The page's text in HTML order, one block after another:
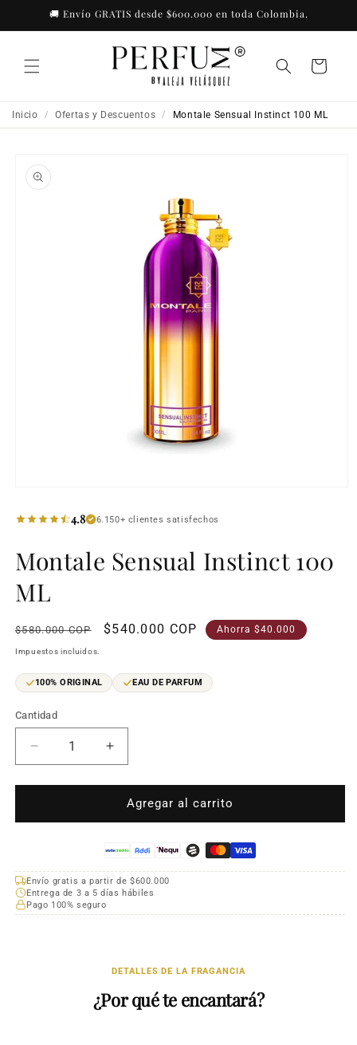
directamente
al contenido
🚚 Envío GRATIS desde $600.000 en toda Colombia.
Carrito
Inicio / Ofertas y Descuentos / Montale Sensual Instinct 100 ML
a la
información
multimedia
1
una
ventana
modal
4.8 6.150+ clientes satisfechos
Montale Sensual Instinct 100
ML
Precio
habitual
$580.000 COP
Precio
$540.000 COP Ahorra $40.000
Impuestos incluidos.
100% ORIGINAL EAU DE PARFUM
Cantidad
Cantidad
Reducir
cantidad
para
Sensual
ML
Aumentar
cantidad
para
Montale
Sensual
100
ML
Agregar al carrito
Envío gratis a partir de $600.000
Entrega de 3 a 5 días hábiles
Pago 100% seguro
DETALLES DE LA FRAGANCIA
¿Por qué te encantará?